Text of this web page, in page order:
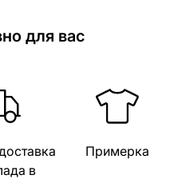
для вас
в
Примерка